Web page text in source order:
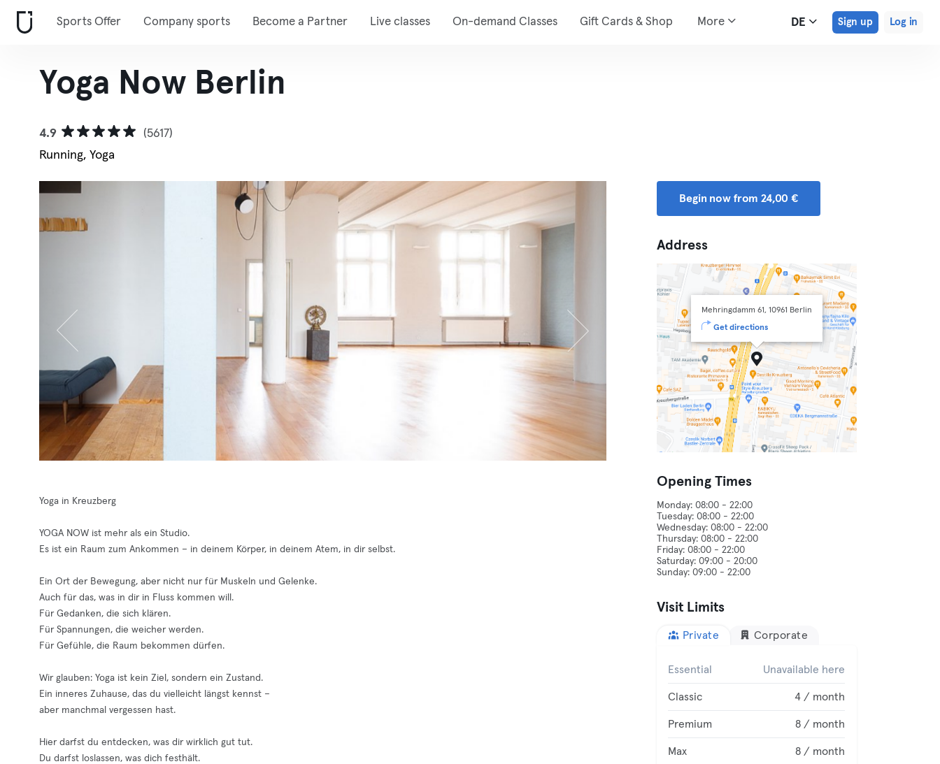
Sports Offer Company sports Become a Partner Live classes On-demand Classes Gift Cards & Shop More DE Sign up Log in
Yoga Now Berlin
4.9
(5617)
Running, Yoga
Yoga in Kreuzberg
YOGA NOW ist mehr als ein Studio.
Es ist ein Raum zum Ankommen – in deinem Körper, in deinem Atem, in dir selbst.
Ein Ort der Bewegung, aber nicht nur für Muskeln und Gelenke.
Auch für das, was in dir in Fluss kommen will.
Für Gedanken, die sich klären.
Für Spannungen, die weicher werden.
Für Gefühle, die Raum bekommen dürfen.
Wir glauben: Yoga ist kein Ziel, sondern ein Zustand.
Ein inneres Zuhause, das du vielleicht längst kennst –
aber manchmal vergessen hast.
Hier darfst du entdecken, was dir wirklich gut tut.
Du darfst loslassen, was dich festhält.
Begin now from 24,00 €
Address
Mehringdamm 61, 10961 Berlin
Get directions
Opening Times
Monday: 08:00 - 22:00
Tuesday: 08:00 - 22:00
Wednesday: 08:00 - 22:00
Thursday: 08:00 - 22:00
Friday: 08:00 - 22:00
Saturday: 09:00 - 20:00
Visit Limits
Private Corporate
Essential Unavailable here
Classic 4 / month
Premium 8 / month
Max 8 / month